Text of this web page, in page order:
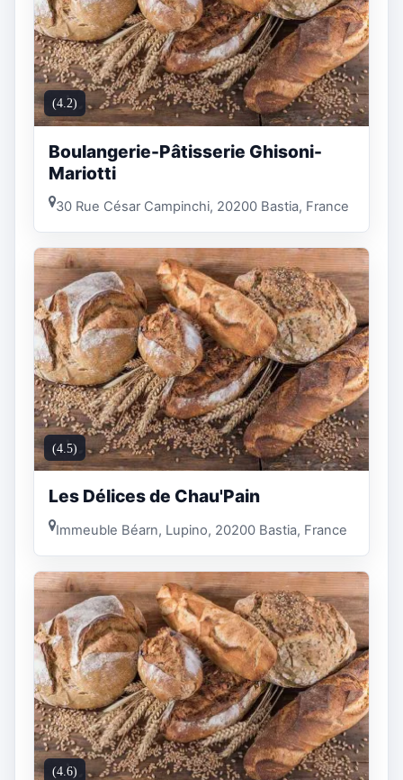
(4.2)
Boulangerie-Pâtisserie Ghisoni-
Mariotti
30 Rue César Campinchi, 20200 Bastia, France
(4.5)
Les Délices de Chau'Pain
Immeuble Béarn, Lupino, 20200 Bastia, France
(4.6)